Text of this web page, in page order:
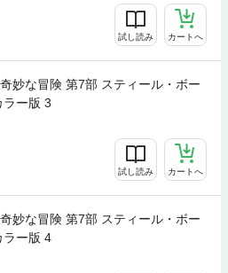
試し読み カートへ
妙な冒険 第7部 スティール・ボー
ラー版 3
試し読み カートへ
妙な冒険 第7部 スティール・ボー
ラー版 4